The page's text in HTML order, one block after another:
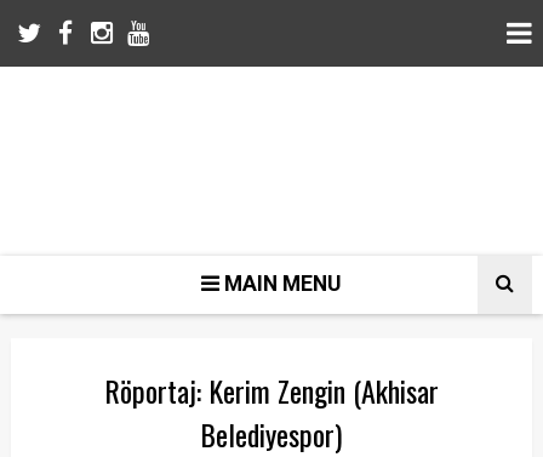
MAIN MENU
Röportaj: Kerim Zengin (Akhisar
Belediyespor)